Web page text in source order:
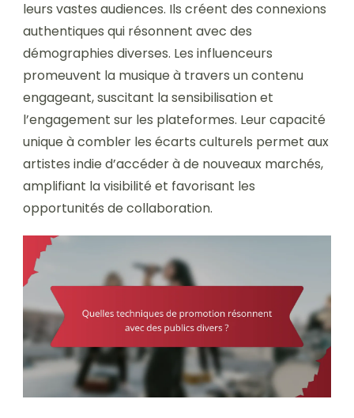
leurs vastes audiences. Ils créent des connexions
authentiques qui résonnent avec des
démographies diverses. Les influenceurs
promeuvent la musique à travers un contenu
engageant, suscitant la sensibilisation et
l’engagement sur les plateformes. Leur capacité
unique à combler les écarts culturels permet aux
artistes indie d’accéder à de nouveaux marchés,
amplifiant la visibilité et favorisant les
opportunités de collaboration.